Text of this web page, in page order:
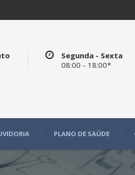
Segunda - Sexta
08:00 - 18:00*
PLANO DE SAÚDE